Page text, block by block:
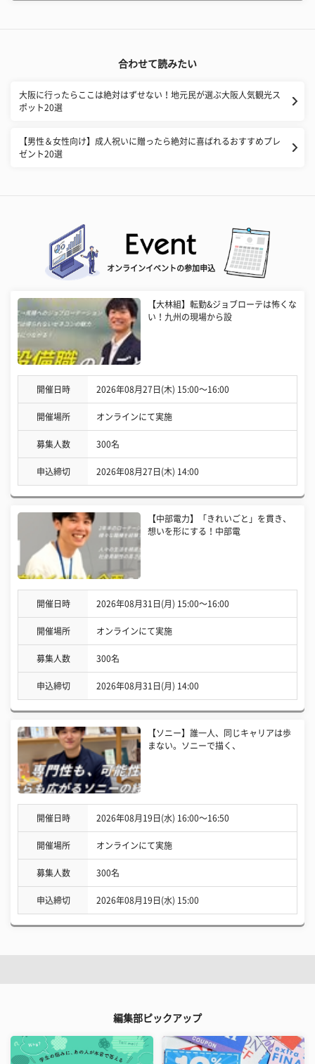
合わせて読みたい
大阪に行ったらここは絶対はずせない！地元民が選ぶ大阪人気観光ス
ポット20選
【男性＆女性向け】成人祝いに贈ったら絶対に喜ばれるおすすめプレ
ゼント20選
オンラインイベントの参加申込
【大林組】転勤&ジョブローテは怖くな
い！九州の現場から設
開催日時 2026年08月27日(木) 15:00〜16:00
開催場所 オンラインにて実施
募集人数 300名
申込締切 2026年08月27日(木) 14:00
【中部電力】「きれいごと」を貫き、
想いを形にする！中部電
開催日時 2026年08月31日(月) 15:00〜16:00
開催場所 オンラインにて実施
募集人数 300名
申込締切 2026年08月31日(月) 14:00
【ソニー】誰一人、同じキャリアは歩
まない。ソニーで描く、
開催日時 2026年08月19日(水) 16:00〜16:50
開催場所 オンラインにて実施
募集人数 300名
申込締切 2026年08月19日(水) 15:00
編集部ピックアップ